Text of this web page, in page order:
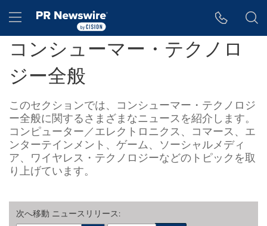
Hamburger menu
コンシューマー・テクノロ
ジー全般
このセクションでは、コンシューマー・テクノロジ
ー全般に関するさまざまなニュースを紹介します。
コンピューター／エレクトロニクス、コマース、エ
ンターテインメント、ゲーム、ソーシャルメディ
ア、ワイヤレス・テクノロジーなどのトピックを取
り上げています。
次へ移動 ニュースリリース: